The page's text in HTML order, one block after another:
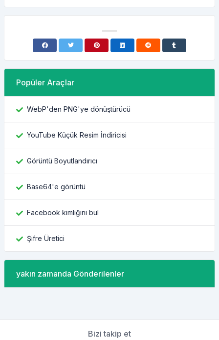
Popüler Araçlar
WebP'den PNG'ye dönüştürücü
YouTube Küçük Resim İndiricisi
Görüntü Boyutlandırıcı
Base64'e görüntü
Facebook kimliğini bul
Şifre Üretici
yakın zamanda Gönderilenler
Bizi takip et